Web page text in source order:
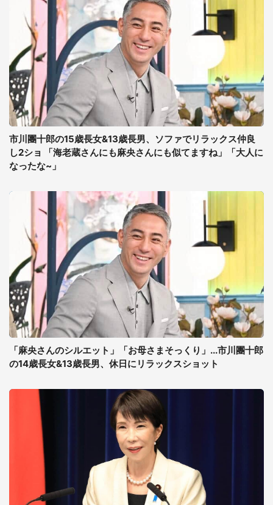
市川團十郎の15歳長女&13歳長男、ソファでリラックス仲良
し2ショ 「海老蔵さんにも麻央さんにも似てますね」「大人に
なったな~」
「麻央さんのシルエット」「お母さまそっくり」...市川團十郎
の14歳長女&13歳長男、休日にリラックスショット